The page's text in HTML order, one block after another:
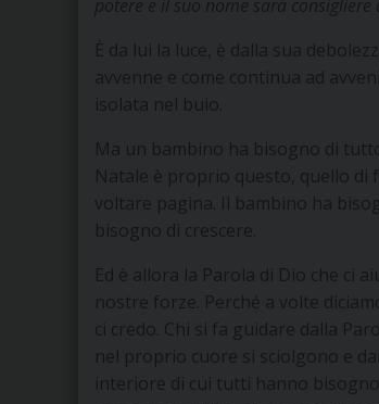
potere e il suo nome sarà
È da lui la luce, è dalla sua
avvenne e come continua ad
isolata nel buio.
Ma un bambino ha bisogno di
Natale è proprio questo, quello di
voltare pagina. Il bambino ha
bisogno di crescere.
Ed è allora la Parola di Dio che ci
nostre forze. Perché a volte
ci credo. Chi si fa guidare dalla
nel proprio cuore si sciolgono e
interiore di cui tutti hanno